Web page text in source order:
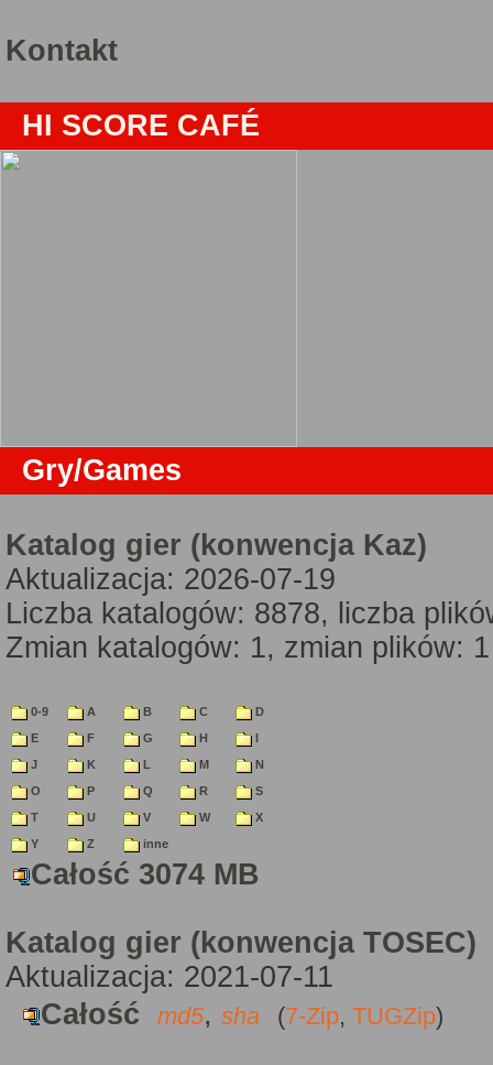
Kontakt
HI SCORE CAFÉ
Gry/Games
Katalog gier (konwencja Kaz)
Aktualizacja: 2026-07-19
Liczba katalogów: 8878, liczba
Zmian katalogów: 1, zmian plików: 1
0-9 A B C
D
E
F G H
I
J
K L M
N
O
P Q R
S
T
U V W
X
Y
Z inne
Całość 3074 MB
Katalog gier (konwencja TOSEC)
Aktualizacja: 2021-07-11
Całość
md5, sha (7-Zip, TUGZip)